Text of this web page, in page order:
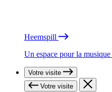
Heemspill
Un espace pour la
Votre visite
Votre visite